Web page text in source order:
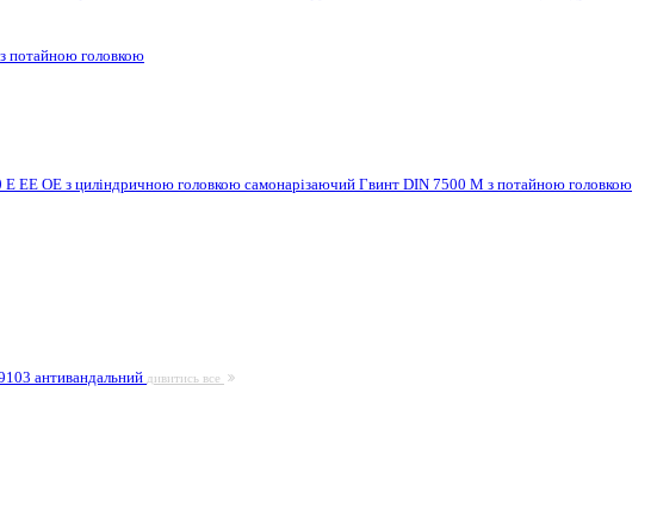
потайною головкою
EE OE з циліндричною головкою самонарізаючий Гвинт DIN 7500 M з потайною головкою
антивандальний дивитись все